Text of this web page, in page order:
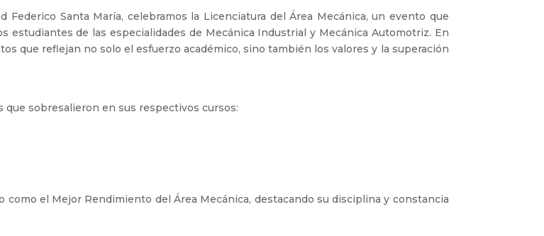
Santa María, celebramos la Licenciatura del Área Mecánica, un evento que
estudiantes de las especialidades de Mecánica Industrial y Mecánica Automotriz. En
que reflejan no solo el esfuerzo académico, sino también los valores y la superación
que sobresalieron en sus respectivos cursos:
como el Mejor Rendimiento del Área Mecánica, destacando su disciplina y constancia